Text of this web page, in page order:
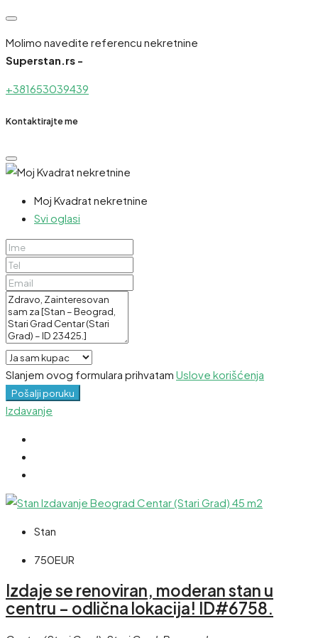
Molimo navedite referencu nekretnine
Superstan.rs -
+381653039439
Kontaktirajte me
Moj Kvadrat nekretnine
Svi oglasi
Slanjem ovog formulara prihvatam Uslove korišćenja
Pošalji poruku
Izdavanje
Stan
750EUR
Izdaje se renoviran, moderan stan u
centru – odlična lokacija! ID#6758.